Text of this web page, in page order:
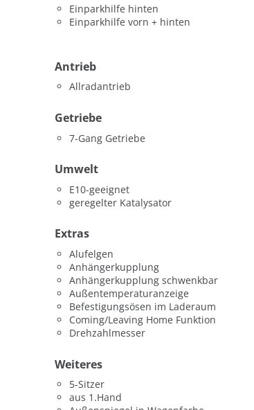
Einparkhilfe hinten
Einparkhilfe vorn + hinten
Antrieb
Allradantrieb
Getriebe
7-Gang Getriebe
Umwelt
E10-geeignet
geregelter Katalysator
Extras
Alufelgen
Anhängerkupplung
Anhängerkupplung schwenkbar
Außentemperaturanzeige
Befestigungsösen im Laderaum
Coming/Leaving Home Funktion
Drehzahlmesser
Weiteres
5-Sitzer
aus 1.Hand